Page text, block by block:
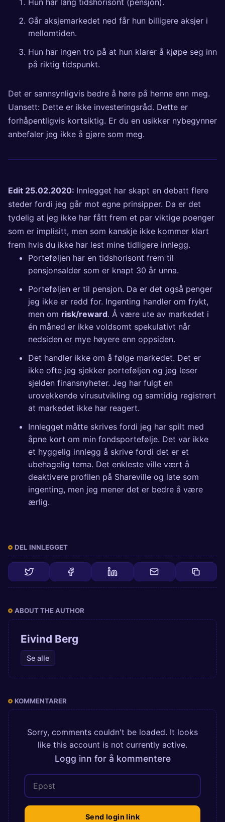
Hun har lang tidshorisont (pensjon).
Går aksjemarkedet ned får hun billigere aksjer i
mellomtiden.
Hun har ingen tro på at hun klarer å kjøpe seg inn
på riktig tidspunkt.
Det er sannsynligvis bedre å høre på henne enn meg.
Uansett: Dette er ikke investeringsråd. Dette er
forhåpentligvis kortsiktig. Er du en usikker nybegynner
anbefaler jeg ikke å gjøre som meg.
Edit 25.02.2020: Innlegget har skapt en debatt flere
steder fordi jeg går mot egne prinsipper. Da er det
tydelig at jeg ikke har fått frem et par viktige poenger
som er implisitt, men som kanskje ikke kommer klart
frem hvis du ikke har lest mine tidligere innlegg.
Porteføljen har en tidshorisont frem til
pensjonsalder som er knapt 30 år unna.
Porteføljen er til pensjon. Da er det også penger
jeg ikke er redd for. Ingenting handler om frykt,
men om risk/reward. Å være ute av markedet i
én måned er ikke voldsomt spekulativt når
nedsiden er mye høyere enn oppsiden.
Det handler ikke om å følge markedet. Det er
ikke ofte jeg sjekker porteføljen og jeg leser
sjelden finansnyheter. Jeg har fulgt en
urovekkende virusutvikling og samtidig registrert
at markedet ikke har reagert.
Innlegget måtte skrives fordi jeg har spilt med
åpne kort om min fondsportefølje. Det var ikke
et hyggelig innlegg å skrive fordi det er et
ubehagelig tema. Det enkleste ville vært å
deaktivere profilen på Shareville og late som
ingenting, men jeg mener det er bedre å være
ærlig.
DEL INNLEGGET
ABOUT THE AUTHOR
Eivind Berg
Se alle
KOMMENTARER
Sorry, comments couldn't be loaded. It looks
like this account is not currently active.
Logg inn for å kommentere
Send login link